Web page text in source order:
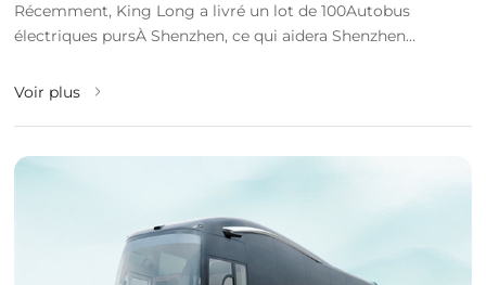
Récemment, King Long a livré un lot de 100Autobus
électriques pursÀ Shenzhen, ce qui aidera Shenzhen
Voir plus